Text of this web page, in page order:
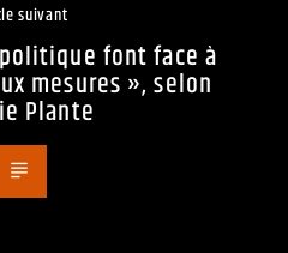
suivant
font face à
mesures », selon
Plante